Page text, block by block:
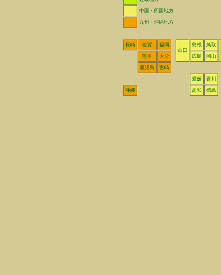
中国・四国地方
九州・沖縄地方
長崎 佐賀
福岡
山口
島根
鳥取
熊本
大分 広島 岡山
鹿児島 宮崎
愛媛 香川
沖縄 高知 徳島